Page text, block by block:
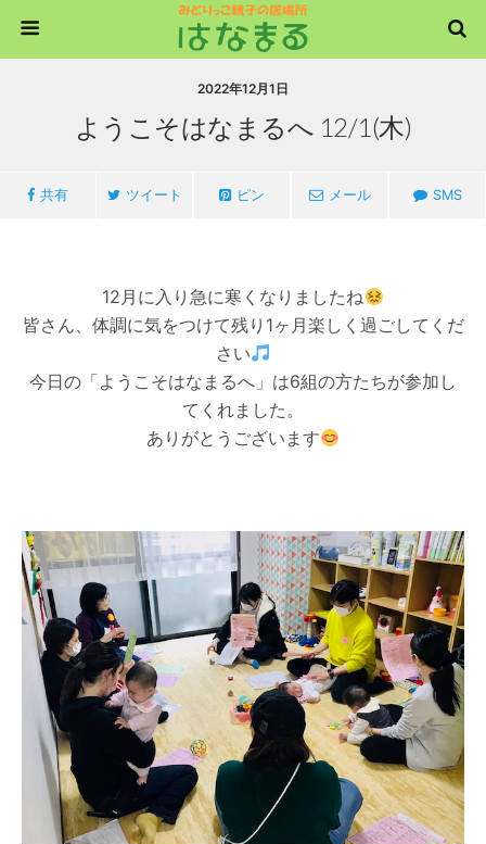
2022年12月1日
ようこそはなまるへ 12/1(木)
共有 ツイート ピン メール SMS
12月に入り急に寒くなりましたね
皆さん、体調に気をつけて残り1ヶ月楽しく過ごしてくだ
さい
今日の「ようこそはなまるへ」は6組の方たちが参加し
てくれました。
ありがとうございます